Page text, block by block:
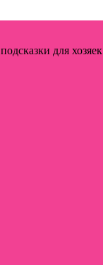
для хозяек